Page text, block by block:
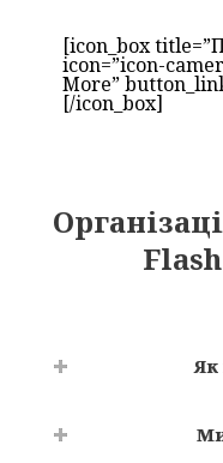
[icon_box
icon=”icon-
More”
[/icon_box]